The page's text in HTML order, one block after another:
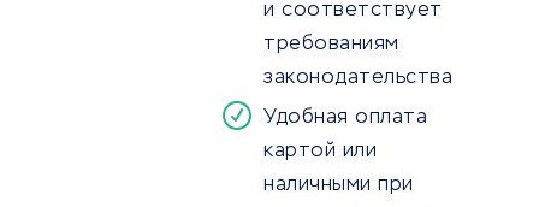
и соответствует
требованиям
законодательства
Удобная оплата
картой или
наличными при